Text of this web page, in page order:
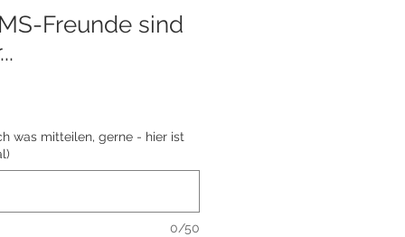
Freunde sind
was mitteilen, gerne - hier ist
0/50